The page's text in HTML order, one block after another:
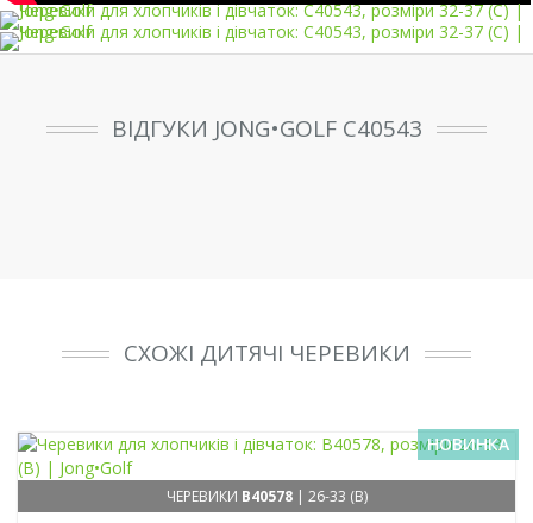
ВІДГУКИ JONG•GOLF C40543
СХОЖІ ДИТЯЧІ ЧЕРЕВИКИ
НОВИНКА
ЧЕРЕВИКИ B40578| 26-33 (B)